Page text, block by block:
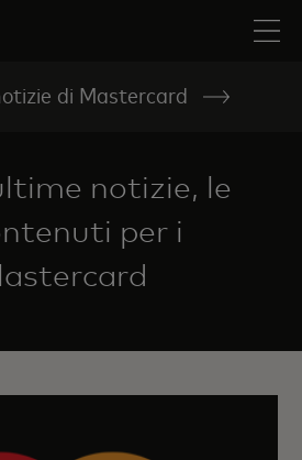
di Mastercard
notizie, le
per i